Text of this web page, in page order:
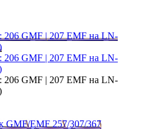
206 GMF | 207 EMF на LN-
206 GMF | 207 EMF на LN-
206 GMF | 207 EMF на LN-
GMF/EMF 257/307/367